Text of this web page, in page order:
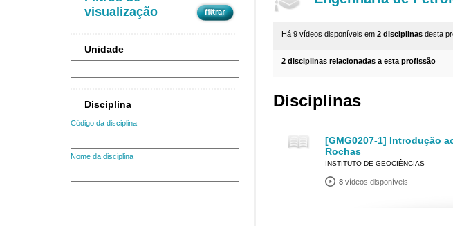
visualização
Unidade
Disciplina
Código da disciplina
Nome da disciplina
Há 9 vídeos disponíveis em 2 disciplinas desta
2 disciplinas relacionadas a esta profissão
Disciplinas
[GMG0207-1] Introdução
Rochas
INSTITUTO DE GEOCIÊNCIAS
8 vídeos disponíveis